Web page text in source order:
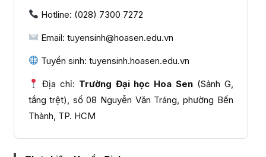
Hotline: (028) 7300 7272
Email: tuyensinh@hoasen.edu.vn
Tuyển sinh: tuyensinh.hoasen.edu.vn
Địa chỉ: Trường Đại học Hoa Sen(Sảnh G,
tầng trệt), số 08 Nguyễn Văn Tráng, phường Bến
Thành, TP. HCM